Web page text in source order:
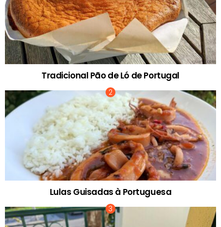
Tradicional Pão de Ló de Portugal
Lulas Guisadas à Portuguesa